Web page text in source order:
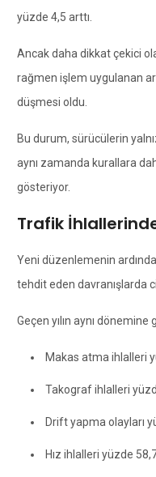
yüzde 4,5 arttı.
Ancak daha dikkat çekici
rağmen işlem uygulanan
düşmesi oldu.
Bu durum, sürücülerin
aynı zamanda kurallara
gösteriyor.
Trafik
Yeni düzenlemenin
tehdit eden davranışlarda
Geçen yılın aynı dönemine
Makas atma ihlalleri
Takograf ihlalleri
Drift yapma olayları
Hız ihlalleri yüzde